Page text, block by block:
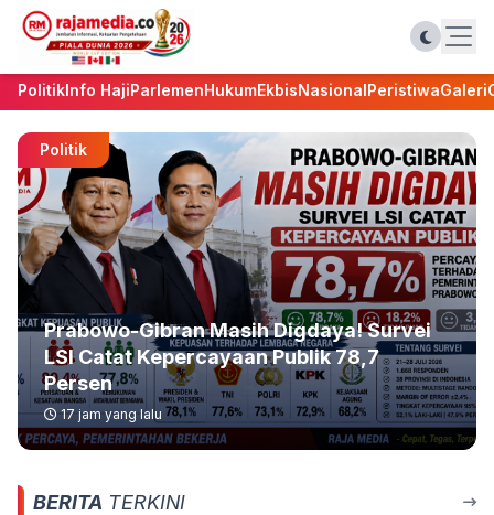
PolitikInfo HajiParlemenHukumEkbisNasionalPeristiwaGaleri
Politik
Prabowo-Gibran Masih Digdaya! Survei
LSI Catat Kepercayaan Publik 78,7
Persen
17 jam yang lalu
BERITA TERKINI